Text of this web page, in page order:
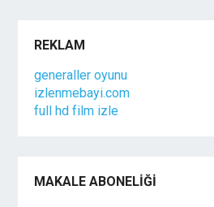
REKLAM
generaller oyunu
izlenmebayi.com
full hd film izle
MAKALE ABONELIĞI